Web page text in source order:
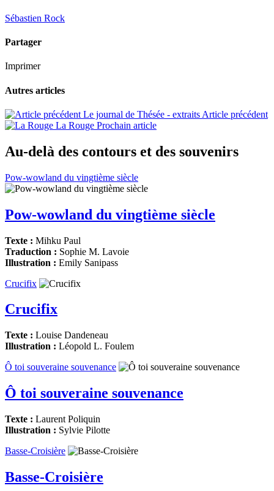
Sébastien Rock
Partager
Imprimer
Autres articles
Le journal de Thésée - extraits Article précédent
La Rouge Prochain article
Au-delà des contours et des souvenirs
Pow-wowland du vingtième siècle
Pow-wowland du vingtième siècle
Texte : Mihku Paul
Traduction : Sophie M. Lavoie
Illustration : Emily Sanipass
Crucifix
Crucifix
Texte : Louise Dandeneau
Illustration : Léopold L. Foulem
Ô toi souveraine souvenance
Ô toi souveraine souvenance
Texte : Laurent Poliquin
Illustration : Sylvie Pilotte
Basse-Croisière
Basse-Croisière